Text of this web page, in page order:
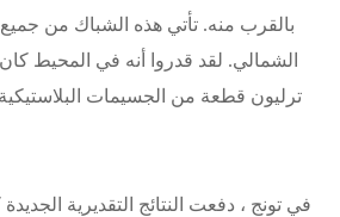
بالقرب منه. تأتي هذه الشباك من جميع
ترليون قطعة من الجسيمات
في تونج ، دفعت النتائج التقديرية